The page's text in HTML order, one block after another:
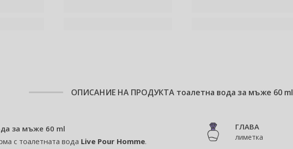
ОПИСАНИЕ НА ПРОДУКТА тоалетна вода за мъже 60 ml
за мъже 60 ml
с тоалетната вода Live Pour Homme.
ГЛАВА
лиметка